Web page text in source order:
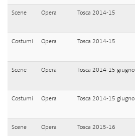
Scene Opera Tosca 2014-15
Costumi Opera Tosca 2014-15
Scene Opera Tosca 2014-15 giugno
Costumi Opera Tosca 2014-15 giugno
Scene Opera Tosca 2015-16